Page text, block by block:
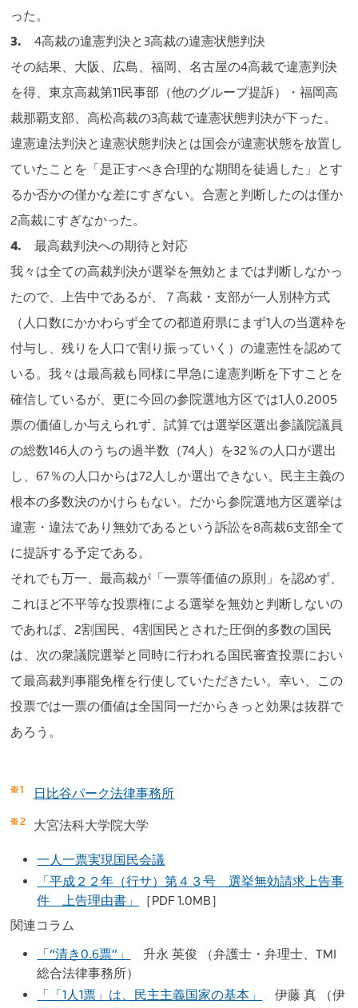
った。
3.4高裁の違憲判決と3高裁の違憲状態判決
その結果、大阪、広島、福岡、名古屋の4高裁で違憲判決
を得、東京高裁第11民事部（他のグループ提訴）・福岡高
裁那覇支部、高松高裁の3高裁で違憲状態判決が下った。
違憲違法判決と違憲状態判決とは国会が違憲状態を放置し
ていたことを「是正すべき合理的な期間を徒過した」とす
るか否かの僅かな差にすぎない。合憲と判断したのは僅か
2高裁にすぎなかった。
4.最高裁判決への期待と対応
我々は全ての高裁判決が選挙を無効とまでは判断しなかっ
たので、上告中であるが、７高裁・支部が一人別枠方式
（人口数にかかわらず全ての都道府県にまず1人の当選枠を
付与し、残りを人口で割り振っていく）の違憲性を認めて
いる。我々は最高裁も同様に早急に違憲判断を下すことを
確信しているが、更に今回の参院選地方区では1人0.2005
票の価値しか与えられず、試算では選挙区選出参議院議員
の総数146人のうちの過半数（74人）を32％の人口が選出
し、67％の人口からは72人しか選出できない。民主主義の
根本の多数決のかけらもない。だから参院選地方区選挙は
違憲・違法であり無効であるという訴訟を8高裁6支部全て
に提訴する予定である。
それでも万一、最高裁が「一票等価値の原則」を認めず、
これほど不平等な投票権による選挙を無効と判断しないの
であれば、2割国民、4割国民とされた圧倒的多数の国民
は、次の衆議院選挙と同時に行われる国民審査投票におい
て最高裁判事罷免権を行使していただきたい。幸い、この
投票では一票の価値は全国同一だからきっと効果は抜群で
あろう。
日比谷パーク法律事務所
大宮法科大学院大学
一人一票実現国民会議
「平成２２年（行サ）第４３号 選挙無効請求上告事
件 上告理由書」
［PDF 1.0MB］
関連コラム
「“清き0.6票”」
升永 英俊 （弁護士・弁理士、TMI
総合法律事務所）
「「1人1票」は、民主主義国家の基本」
伊藤 真 （伊